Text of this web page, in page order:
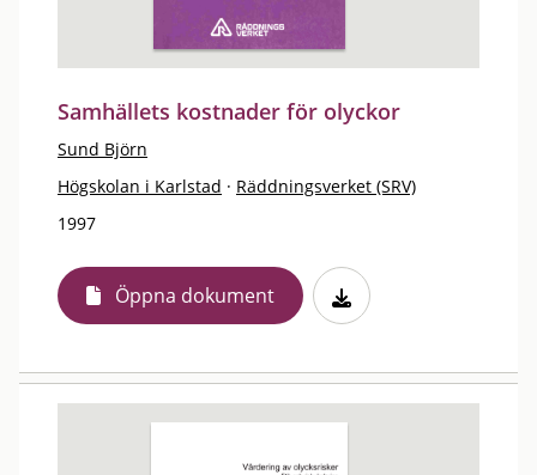
Samhällets kostnader för olyckor
Sund Björn
Högskolan i Karlstad · Räddningsverket (SRV)
1997
Öppna dokument